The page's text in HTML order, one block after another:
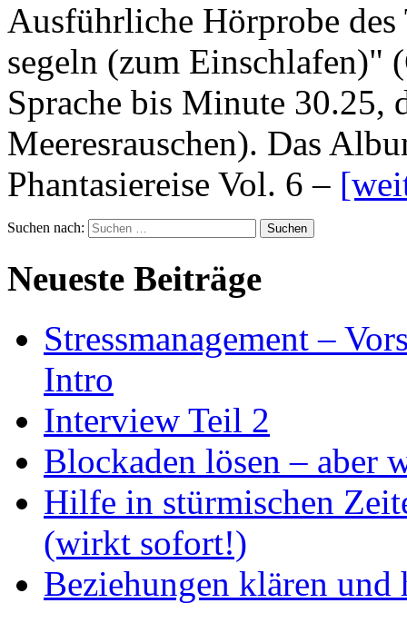
Ausführliche Hörprobe
segeln (zum Einschlafen)"
Sprache bis Minute 30.25,
Meeresrauschen). Das
Phantasiereise Vol. 6 –
Suchen nach:
Neueste Beiträge
Stressmanagement –
Intro
Interview Teil 2
Blockaden lösen – aber
Hilfe in stürmischen
(wirkt sofort!)
Beziehungen klären